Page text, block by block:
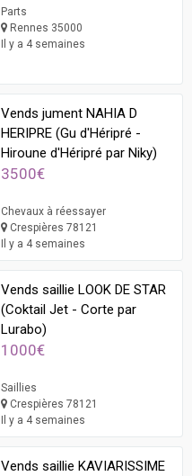
Parts
Rennes 35000
Il y a 4 semaines
Vends jument NAHIA D
HERIPRE (Gu d'Héripré -
Hiroune d'Héripré par Niky)
3500€
Chevaux à réessayer
Crespières 78121
Il y a 4 semaines
Vends saillie LOOK DE STAR
(Coktail Jet - Corte par
Lurabo)
1000€
Saillies
Crespières 78121
Il y a 4 semaines
Vends saillie KAVIARISSIME